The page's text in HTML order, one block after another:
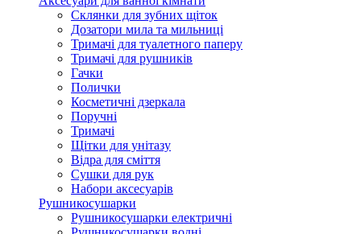
Склянки для зубних щіток
Дозатори мила та мильниці
Тримачі для туалетного паперу
Тримачі для рушників
Гачки
Полички
Косметичні дзеркала
Поручні
Тримачі
Щітки для унітазу
Відра для сміття
Сушки для рук
Набори аксесуарів
Рушникосушарки
Рушникосушарки електричні